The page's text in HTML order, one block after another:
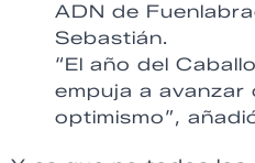
ADN de
Sebastián.
“El año del
empuja a avanzar
optimismo”,